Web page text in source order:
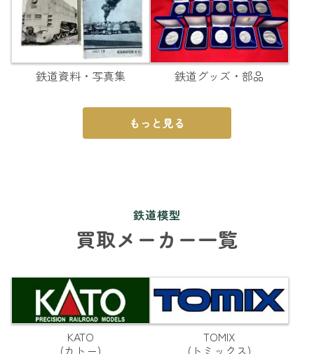
鉄道資料・写真集 鉄道グッズ・部品
もっと見る
鉄道模型
買取メーカー一覧
KATO
(カトー)
TOMIX
(トミックス)